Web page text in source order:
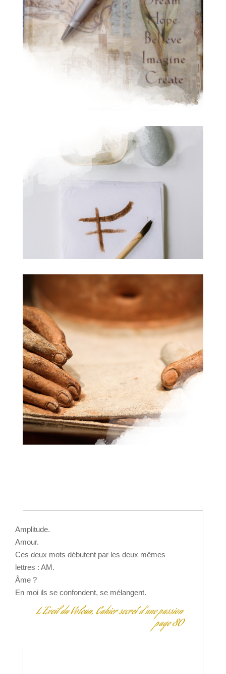
Amplitude.
Amour.
Ces deux mots débutent par les deux mêmes
lettres : AM.
Âme ?
En moi ils se confondent, se mélangent.
L’Eveil du Volcan, Cahier secret d’une passion
page 80